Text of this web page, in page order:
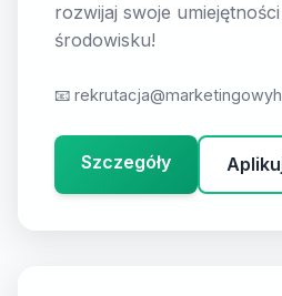
rozwijaj swoje
środowisku!
📧
Szczegóły